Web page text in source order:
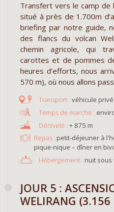
Transfert vers le camp de
situé à près de 1.700m
briefing par notre guide,
des flancs du volcan
chemin agricole, qui
carottes et de pommes
heures d’efforts, nous
570 m), où nous allons
véhicule privé
+ 875 m
Repas : petit-déjeuner à
pique-nique – dîner en
Hébergement : nuit sous
JOUR 5 :
WELIRANG